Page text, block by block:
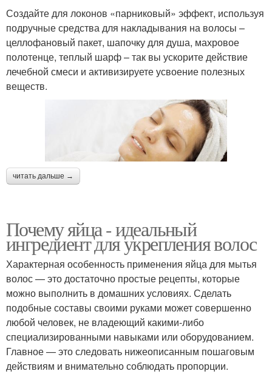
Создайте для локонов «парниковый» эффект, используя
подручные средства для накладывания на волосы –
целлофановый пакет, шапочку для душа, махровое
полотенце, теплый шарф – так вы ускорите действие
лечебной смеси и активизируете усвоение полезных
веществ.
читать дальше →
Почему яйца - идеальный
ингредиент для укрепления волос
Характерная особенность применения яйца для мытья
волос — это достаточно простые рецепты, которые
можно выполнить в домашних условиях. Сделать
подобные составы своими руками может совершенно
любой человек, не владеющий какими-либо
специализированными навыками или оборудованием.
Главное — это следовать нижеописанным пошаговым
действиям и внимательно соблюдать пропорции.